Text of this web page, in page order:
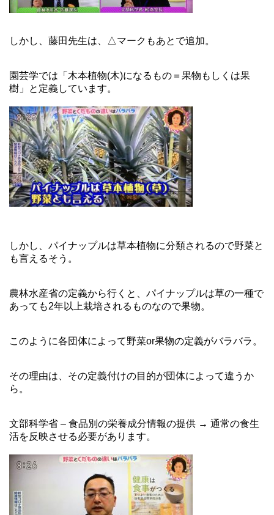
しかし、藤田先生は、△マークもあとで追加。
園芸学では「木本植物(木)になるもの＝果物もしくは果
樹」と定義しています。
しかし、パイナップルは草本植物に分類されるので野菜と
も言えるそう。
農林水産省の定義から行くと、パイナップルは草の一種で
あっても2年以上栽培されるものなので果物。
このように各団体によって野菜or果物の定義がバラバラ。
その理由は、その定義付けの目的が団体によって違うか
ら。
文部科学省 – 食品別の栄養成分情報の提供 → 通常の食生
活を反映させる必要があります。